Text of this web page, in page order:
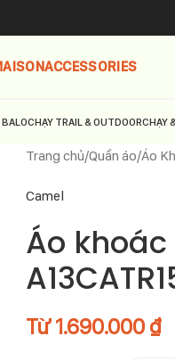
ACCESSORIES
BALOCHẠY TRAIL & OUTDOORCHẠY
Trang chủ Quần áo Áo
Camel
Áo khoác
Từ1.690.000 ₫